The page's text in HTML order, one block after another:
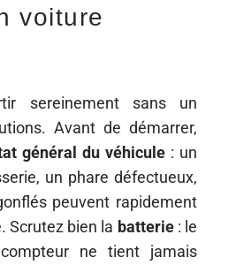
voiture
sereinement sans un
Avant de démarrer,
général du véhicule : un
un phare défectueux,
peuvent rapidement
Scrutez bien la batterie: le
ne tient jamais